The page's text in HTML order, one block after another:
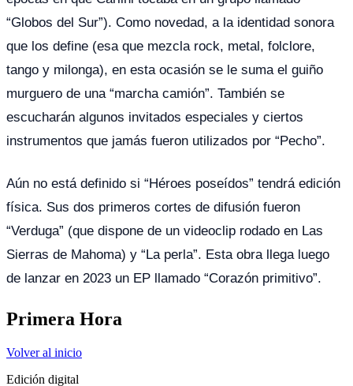
“Globos del Sur”). Como novedad, a la identidad sonora
que los define (esa que mezcla rock, metal, folclore,
tango y milonga), en esta ocasión se le suma el guiño
murguero de una “marcha camión”. También se
escucharán algunos invitados especiales y ciertos
instrumentos que jamás fueron utilizados por “Pecho”.
Aún no está definido si “Héroes poseídos” tendrá edición
física. Sus dos primeros cortes de difusión fueron
“Verduga” (que dispone de un videoclip rodado en Las
Sierras de Mahoma) y “La perla”. Esta obra llega luego
de lanzar en 2023 un EP llamado “Corazón primitivo”.
Primera Hora
Volver al inicio
Edición digital